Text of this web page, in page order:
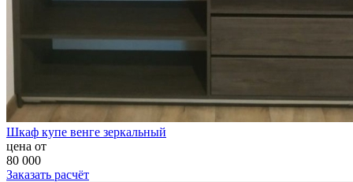
Шкаф купе венге зеркальный
цена от
80 000
Заказать расчёт